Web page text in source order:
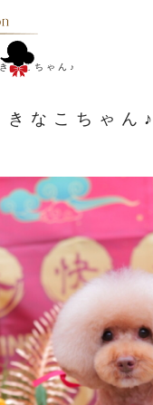
きなこちゃん♪
きなこちゃん♪